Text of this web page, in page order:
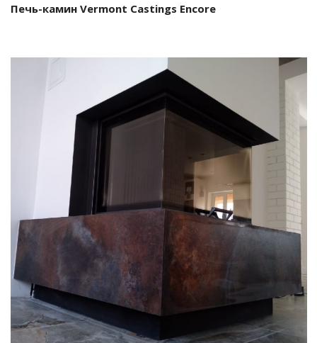
Печь-камин Vermont Castings Encore
Смотреть проект